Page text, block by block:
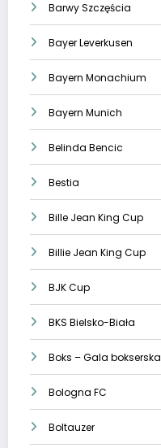
Barwy Szczęścia
Bayer Leverkusen
Bayern Monachium
Bayern Munich
Belinda Bencic
Bestia
Bille Jean King Cup
Billie Jean King Cup
BJK Cup
BKS Bielsko-Biała
Boks – Gala bokserska
Bologna FC
Boltauzer